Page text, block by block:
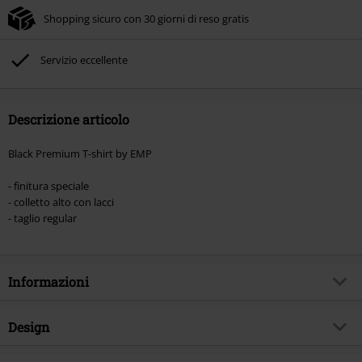
Non cumulabile con altre offerte Codici promozionali. Sono esclusi dalla
Rammstein, (Till) Lindemann, Böhse Onkelz, Broilers, Die Ärzte, Die Toten
Hosen, Metality, Funko Pop!, i Buoni Regalo e gli articoli che includono una
Shopping sicuro con 30 giorni di reso gratis
Servizio eccellente
Descrizione articolo
Black Premium T-shirt by EMP
- finitura speciale
- colletto alto con lacci
- taglio regular
Informazioni
Codice articolo
Design